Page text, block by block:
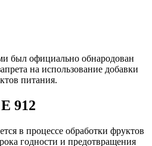
был официально обнародован
на использование добавки
питания.
912
в процессе обработки фруктов
годности и предотвращения